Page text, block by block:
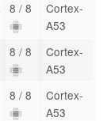
8 / 8
Cortex-
A53
8 / 8
Cortex-
A53
8 / 8
Cortex-
A53